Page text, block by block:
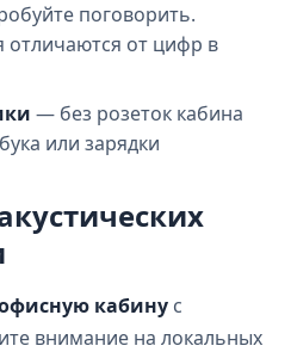
поговорить.
от цифр в
— без розеток кабина
или зарядки
кабину с
внимание на локальных